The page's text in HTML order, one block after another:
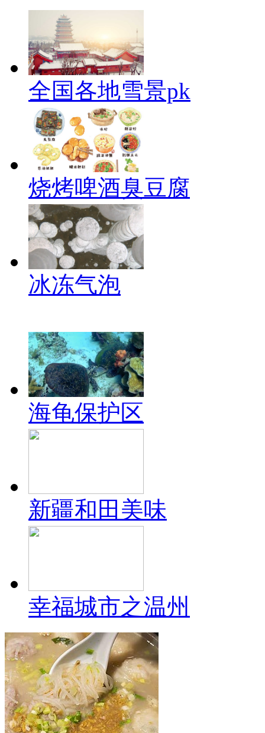
全国各地雪景pk
烧烤啤酒臭豆腐
冰冻气泡
海龟保护区
新疆和田美味
幸福城市之温州